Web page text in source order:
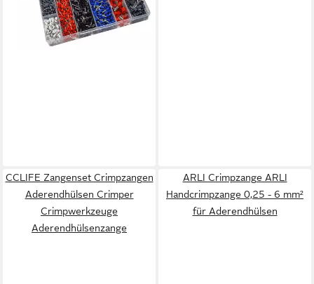
CCLIFE Zangenset Crimpzangen
Aderendhülsen Crimper
Crimpwerkzeuge
Aderendhülsenzange
ARLI Crimpzange ARLI
Handcrimpzange 0,25 - 6 mm²
für Aderendhülsen